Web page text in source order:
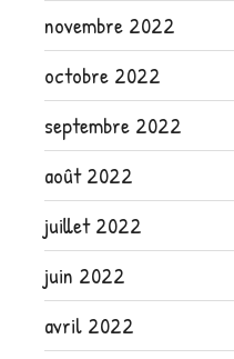
novembre 2022
octobre 2022
septembre 2022
août 2022
juillet 2022
juin 2022
avril 2022